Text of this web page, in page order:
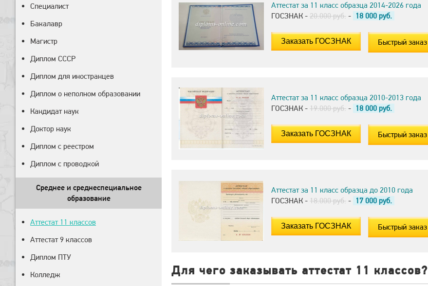
Аттестат за 11 класс образца 2014-2026 года
ГОСЗНАК - 20.000 руб. - 18 000 руб.
Быстрый заказ
Аттестат за 11 класс образца 2010-2013 года
ГОСЗНАК - 19.000 руб. - 18 000 руб.
Быстрый заказ
Аттестат за 11 класс образца до 2010 года
ГОСЗНАК - 18.000 руб. - 17 000 руб.
Быстрый заказ
Для чего заказывать аттестат 11 классов?
Специалист
Бакалавр
Магистр
Диплом СССР
Диплом для иностранцев
Диплом о неполном образовании
Кандидат наук
Доктор наук
Диплом с реестром
Диплом с проводкой
Среднее и среднеспециальное
образование
Аттестат 11 классов
Аттестат 9 классов
Диплом ПТУ
Колледж